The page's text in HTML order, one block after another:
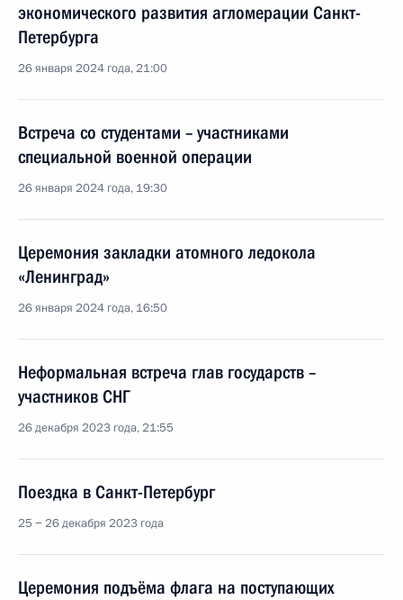
экономического развития агломерации Санкт-
Петербурга
26 января 2024 года, 21:00
Встреча со студентами – участниками
специальной военной операции
26 января 2024 года, 19:30
Церемония закладки атомного ледокола
«Ленинград»
26 января 2024 года, 16:50
Неформальная встреча глав государств –
участников СНГ
26 декабря 2023 года, 21:55
Поездка в Санкт-Петербург
25 − 26 декабря 2023 года
Церемония подъёма флага на поступающих